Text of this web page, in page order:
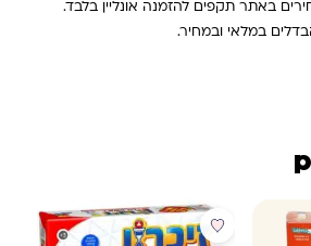
באתר תקפים להזמנה אונליין בלבד.
במלאי ובמחיר.